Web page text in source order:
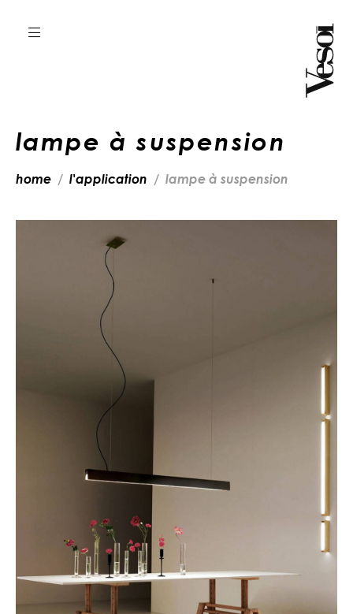
lampe à suspension
home l'application lampe à suspension